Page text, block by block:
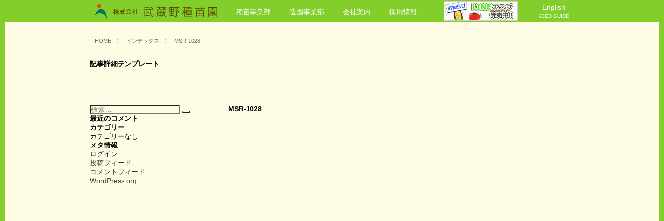
種苗事業部 造園事業部 会社案内 採用情報
English
SEED GUIDE
HOME 〉 インデックス 〉 MSR-1028
記事詳細テンプレート
MSR-1028
検
索:
検
最近のコメント
カテゴリー
カテゴリーなし
メタ情報
ログイン
投稿フィード
コメントフィード
WordPress.org